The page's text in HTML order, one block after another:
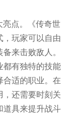
亮点。《传奇世
，玩家可以自由
来击败敌人。
都有独特的技能
合适的职业。在
，还需要时刻关
道具来提升战斗